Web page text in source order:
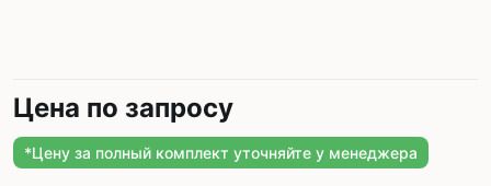
Цена по запросу
*Цену за полный комплект уточняйте у менеджера